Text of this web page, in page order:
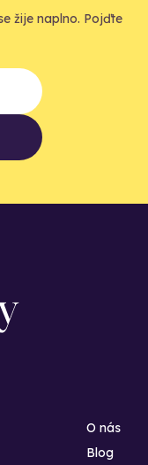
žije naplno. Pojďte
O nás
Blog